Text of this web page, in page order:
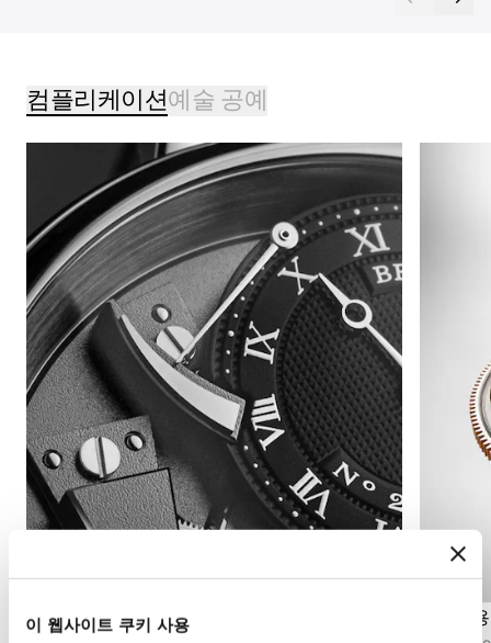
이 웹사이트 쿠키 사용
컴플리케이션예술 공예
파워리저브 인디케이터
투르비용